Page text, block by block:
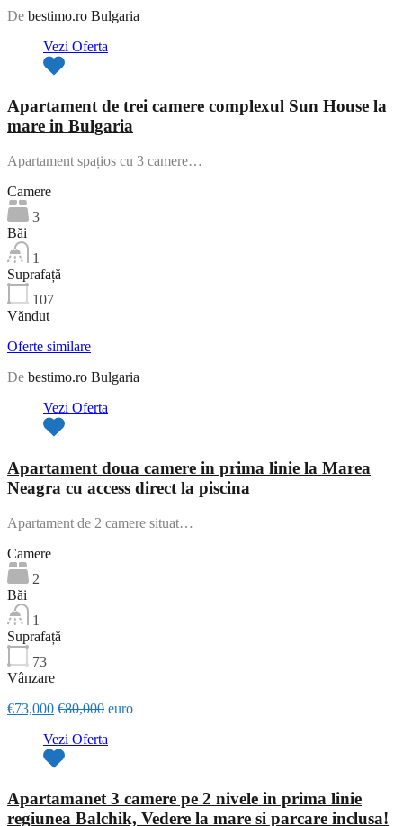
De bestimo.ro Bulgaria
Vezi Oferta
Apartament de trei camere complexul Sun House la
mare in Bulgaria
Apartament spațios cu 3 camere…
Camere
3
Băi
1
Suprafață
107
Văndut
Oferte similare
De bestimo.ro Bulgaria
Vezi Oferta
Apartament doua camere in prima linie la Marea
Neagra cu access direct la piscina
Apartament de 2 camere situat…
Camere
2
Băi
1
Suprafață
73
Vânzare
€73,000 €80,000 euro
Vezi Oferta
Apartamanet 3 camere pe 2 nivele in prima linie
regiunea Balchik, Vedere la mare si parcare inclusa!